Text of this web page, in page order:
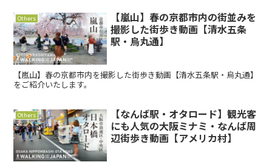
Others
【嵐山】春の京都市内の街並みを
撮影した街歩き動画【清水五条
駅・烏丸通】
【嵐山】春の京都市内を撮影した街歩き動画【清水五条駅・烏丸通】
をご紹介いたします。
Others
【なんば駅・オタロード】観光客
にも人気の大阪ミナミ・なんば周
辺街歩き動画【アメリカ村】